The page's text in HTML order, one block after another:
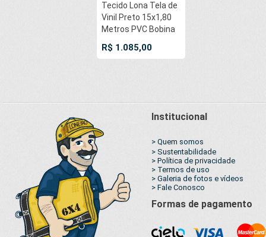
Tecido Lona Tela de
Vinil Preto 15x1,80
Metros PVC Bobina
Premium Malha Fio
muro de privacidade
R$ 1.085,00
Institucional
> Quem somos
> Sustentabilidade
> Política de privacidade
> Termos de uso
> Galeria de fotos e vídeos
> Fale Conosco
Formas de pagamento